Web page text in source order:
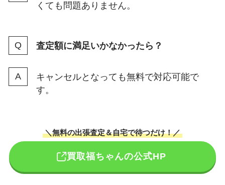
くても問題ありません。
査定額に満足いかなかったら？
キャンセルとなっても無料で対応可能で
す。
＼無料の出張査定＆自宅で待つだけ！／
買取福ちゃんの公式HP